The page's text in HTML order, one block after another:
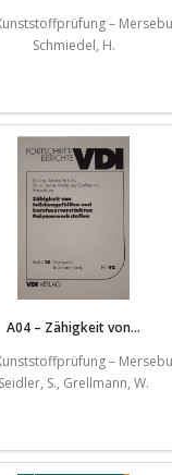
–
Schmiedel, H.
A04 – Zähigkeit von...
–
Seidler, S., Grellmann, W.